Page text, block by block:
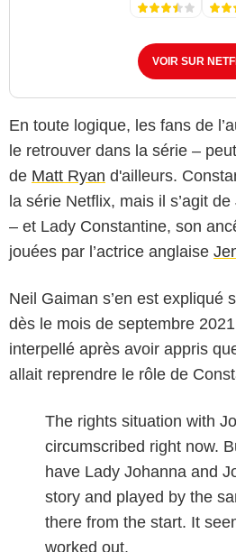
VOIR SUR
En toute logique, les fans de
le retrouver dans la série –
de Matt Ryan d'ailleurs.
la série Netflix, mais il s’agit
– et Lady Constantine, son
jouées par l’actrice anglaise
Neil Gaiman s’en est expliqué
dès le mois de septembre
interpellé après avoir appris
allait reprendre le rôle de
The rights situation with
circumscribed right now.
have Lady Johanna and
story and played by the
there from the start. It
worked out.